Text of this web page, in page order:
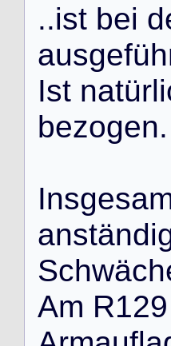
..ist bei d
ausgefüh
Ist natürli
bezogen.
Insgesa
anständi
Schwäch
Am R129